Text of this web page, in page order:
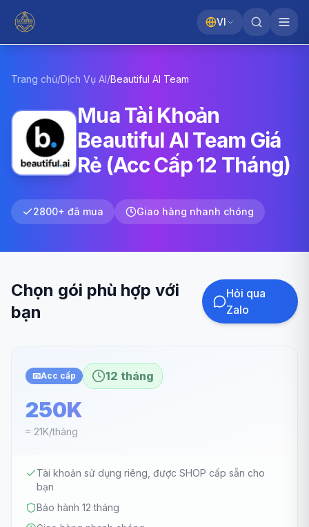
VI
Trang chủ/Dịch Vụ AI/Beautiful AI Team
Mua Tài Khoản
Beautiful AI Team Giá
Rẻ (Acc Cấp 12 Tháng)
2800+ đã mua Giao hàng nhanh chóng
Chọn gói phù hợp với
bạn
Hỏi qua
Zalo
📧Acc cấp 12 tháng
250K
≈ 21K/tháng
Tài khoản sử dụng riêng, được SHOP cấp sẵn cho
bạn
Bảo hành 12 tháng